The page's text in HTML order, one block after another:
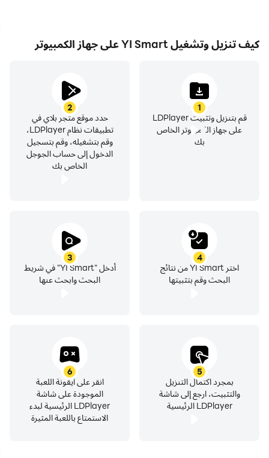
كيف تنزيل وتشغيل YI Smart على جهاز الكمبيوتر
1
قم بتنزيل وتثبيت LDPlayer
على جهاز الكمبيوتر الخاص
بك
2
حدد موقع متجر بلاي في
تطبيقات نظام LDPlayer،
وقم بتشغيله، وقم بتسجيل
الدخول إلى حساب الجوجل
الخاص بك
3
أدخل "YI Smart" في شريط
البحث وابحث عنها
4
اختر YI Smart من نتائج
البحث وقم بتثبيتها
5
بمجرد اكتمال التنزيل
والتثبيت، ارجع إلى شاشة
LDPlayer الرئيسية
6
انقر على أيقونة اللعبة
الموجودة على شاشة
LDPlayer الرئيسية لبدء
الاستمتاع باللعبة المثيرة